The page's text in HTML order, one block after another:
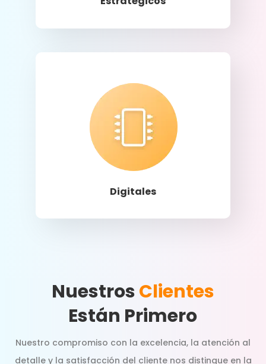
Digitales
Llamar
NuestrosClientes
Están Primero
Nuestro compromiso con la excelencia, la atención al
detalle y la satisfacción del cliente nos distingue en la